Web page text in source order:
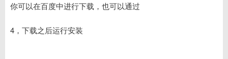
你可以在百度中进行下载，也可以通过
4，下载之后运行安装